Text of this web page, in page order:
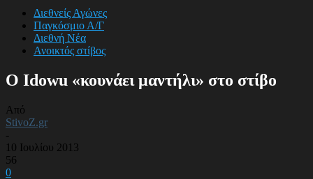
Διεθνείς Αγώνες
Παγκόσμιο Α/Γ
Διεθνή Νέα
Ανοικτός στίβος
Ο Idowu «κουνάει μαντήλι» στο στίβο
Από
StivoZ.gr
-
10 Ιουλίου 2013
56
0